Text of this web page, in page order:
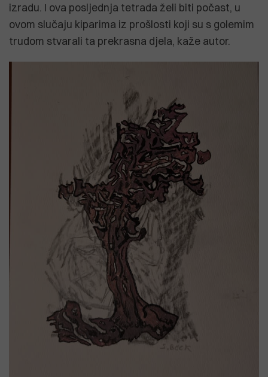
izradu. I ova posljednja tetrada želi biti počast, u
ovom slučaju kiparima iz prošlosti koji su s golemim
trudom stvarali ta prekrasna djela, kaže autor.